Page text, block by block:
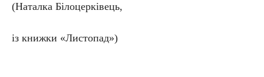
(Наталка Білоцерківець,
із книжки «Листопад»)